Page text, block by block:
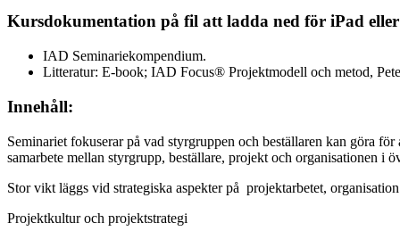
Kursdokumentation på fil att ladda ned för iPad
IAD Seminariekompendium.
Litteratur: E-book; IAD Focus® Projektmodell och metod,
Innehåll:
Seminariet fokuserar på vad styrgruppen och beställaren kan göra
samarbete mellan styrgrupp, beställare, projekt och organisationen i
Stor vikt läggs vid strategiska aspekter på projektarbetet,
Projektkultur och projektstrategi